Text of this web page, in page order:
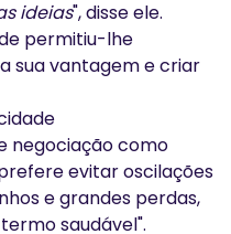
ideias", disse ele.
permitiu-lhe
sua vantagem e criar
negociação como
evitar oscilações
e grandes perdas,
saudável".